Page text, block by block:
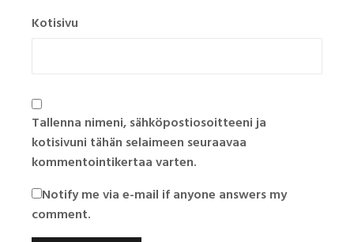
Kotisivu
Tallenna nimeni, sähköpostiosoitteeni ja
kotisivuni tähän selaimeen seuraavaa
kommentointikertaa varten.
Notify me via e-mail if anyone answers my
comment.